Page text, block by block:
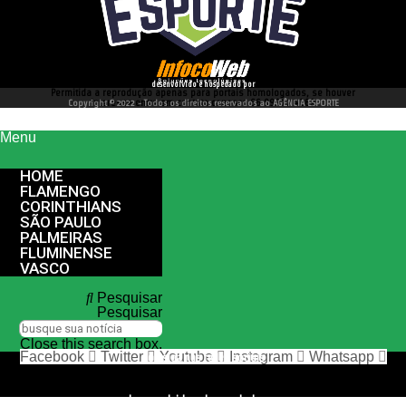
desenvolvido e hospedado por
Permitida a reprodução apenas para portais homologados, se houver
interesse entre em contato conosco 66 99977 4262
Copyright © 2022 - Todos os direitos reservados ao AGÊNCIA ESPORTE
Menu
HOME
FLAMENGO
CORINTHIANS
SÃO PAULO
PALMEIRAS
FLUMINENSE
VASCO
Pesquisar
Pesquisar
Close this search box.
nos siga nas redes sociais
Facebook Twitter Youtube Instagram Whatsapp
desenvolvido e hospedado por